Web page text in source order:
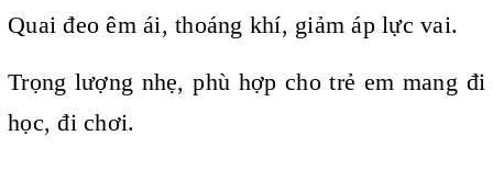
Quai đeo êm ái, thoáng khí, giảm áp lực vai.
Trọng lượng nhẹ, phù hợp cho trẻ em mang đi
học, đi chơi.